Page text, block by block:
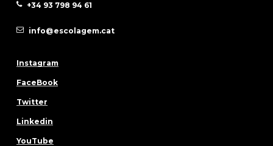
+34 93 798 94 61
info@escolagem.cat
Instagram
FaceBook
Twitter
Linkedin
YouTube